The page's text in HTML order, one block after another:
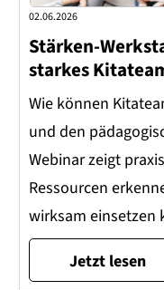
02.06.2026
Stärken-
starkes
Wie können
und den
Webinar zeigt
Ressourcen
wirksam einsetzen
Jetzt lesen